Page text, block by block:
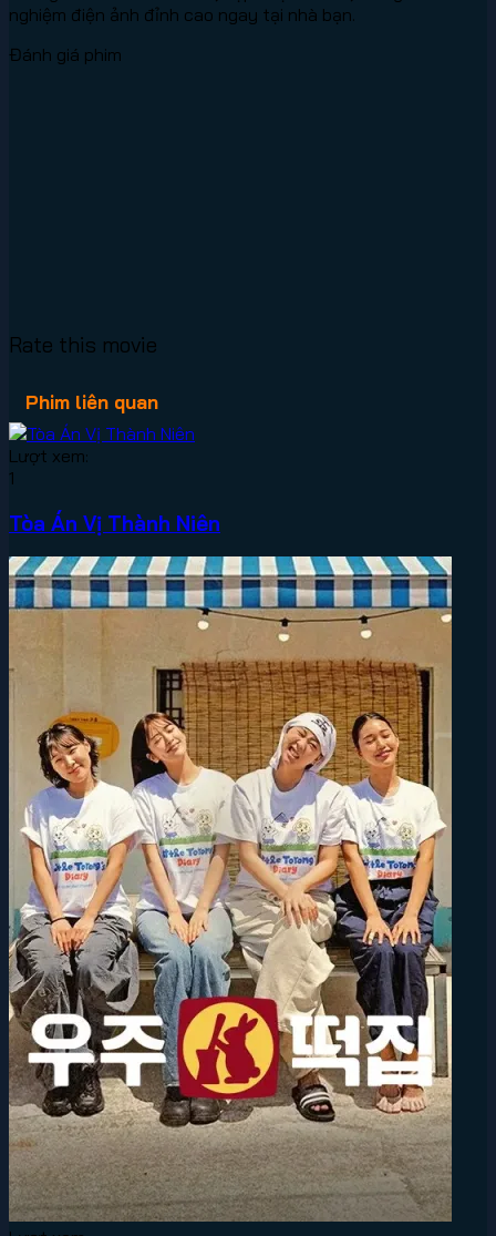
nghiệm điện ảnh đỉnh cao ngay tại nhà bạn.
Đánh giá phim
Rate this movie
Phim liên quan
Lượt xem:
1
Tòa Án Vị Thành Niên